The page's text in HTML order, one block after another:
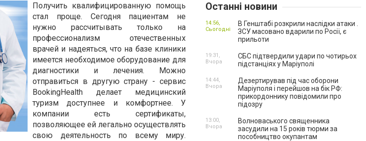
Получить квалифицированную помощь
стал проще. Сегодня пациентам не
нужно рассчитывать только на
профессионализм отечественных
врачей и надеяться, что на базе клиники
имеется необходимое оборудование для
диагностики и лечения. Можно
отправиться в другую страну - сервис
BookingHealth делает медицинский
туризм доступнее и комфортнее. У
компании есть сертификаты,
позволяющее ей легально осуществлять
свою деятельность по всему миру.
Останні новини
В Генштабі розкрили наслідки атаки .
ЗСУ масовано вдарили по Росії, є
прильоти
14:56,
Сьогодні
СБС підтвердили удари по чотирьох
підстанціях у Маріуполі
19:31,
Вчора
Дезертирував під час оборони
Маріуполя і перейшов на бік РФ:
прикордоннику повідомили про
підозру
14:44,
Вчора
Волноваського священника
засудили на 15 років тюрми за
пособництво окупантам
13:00,
Вчора